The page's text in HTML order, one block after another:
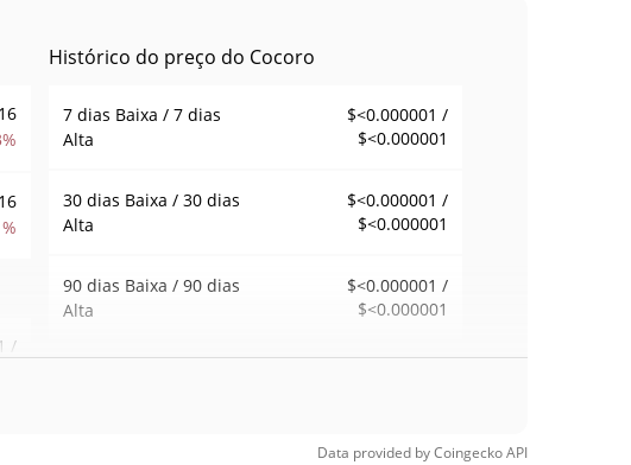
/
Histórico do preço do Cocoro
7 dias Baixa / 7 dias
Alta
$<0.000001 /
$<0.000001
30 dias Baixa / 30 dias
Alta
$<0.000001 /
$<0.000001
90 dias Baixa / 90 dias
Alta
$<0.000001 /
$<0.000001
Data provided byCoingeckoAPI